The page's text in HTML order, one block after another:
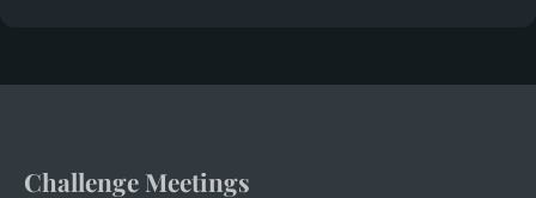
Challenge Meetings